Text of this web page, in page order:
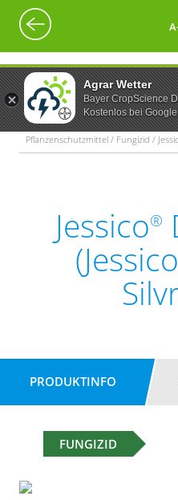
Agrar Wetter
Bayer CropScience
Kostenlos bei
Pflanzenschutzmittel / Fungizid /
Jessico®
(Jessico
PRODUKTINFO
FUNGIZID